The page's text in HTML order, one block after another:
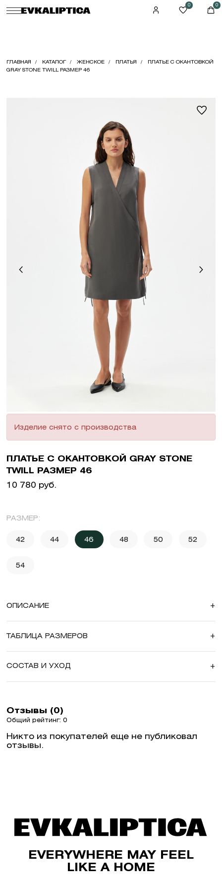
0 0
ГЛАВНАЯ КАТАЛОГ ЖЕНСКОЕ ПЛАТЬЯ
ПЛАТЬЕ С ОКАНТОВКОЙ
GRAY STONE TWILL РАЗМЕР 46
Изделие снято с производства
ПЛАТЬЕ С ОКАНТОВКОЙ GRAY STONE
TWILL РАЗМЕР 46
10 780 руб.
РАЗМЕР:
42 44 46 48 50 52
54
ОПИСАНИЕ +
ТАБЛИЦА РАЗМЕРОВ +
СОСТАВ И УХОД +
Отзывы (0)
Общий рейтинг: 0
Никто из покупателей еще не публиковал
отзывы.
EVERYWHERE MAY FEEL
LIKE A HOME